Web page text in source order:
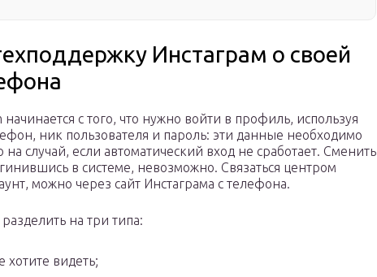
Инстаграм о своей
с того, что нужно войти в профиль, используя
ник пользователя и пароль: эти данные необходимо
случай, если автоматический вход не сработает. Сменить
в системе, невозможно. Связаться центром
можно через сайт Инстаграма с телефона.
на три типа:
хотите видеть;